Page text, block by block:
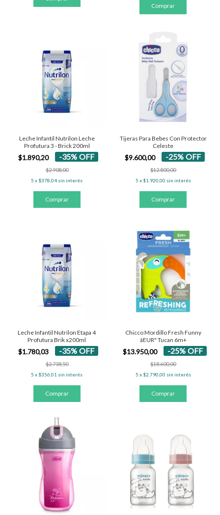
Leche Infantil Nutrilon Leche
Profutura 3 - Brick 200ml
$1.890,20 -35%OFF
$2.908,00
5 x $378,04 sin interés
Tijeras Para Bebes Con Protector
Celeste
$9.600,00 -25% OFF
$12.800,00
5 x $1.920,00 sin interés
Leche Infantil Nutrilon Etapa 4
Profutura Brik x200ml
$1.780,03 -35%OFF
$2.738,50
5 x $356,01 sin interés
Chicco Mordillo Fresh Funny
âEUR" Tucan 6m+
$13.950,00 -25% OFF
$18.600,00
5 x $2.790,00 sin interés